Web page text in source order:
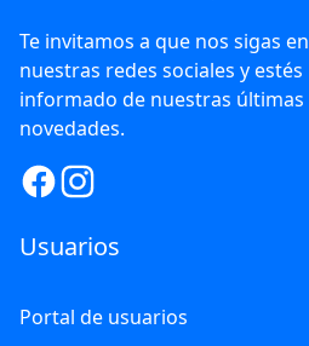
Te invitamos a que nos sigas en
nuestras redes sociales y estés
informado de nuestras últimas
novedades.
Usuarios
Portal de usuarios